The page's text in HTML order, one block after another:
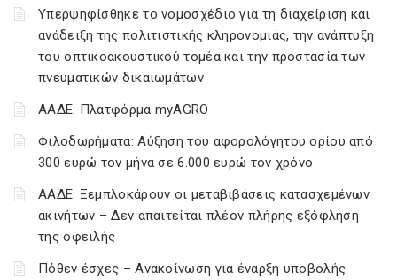
Υπερψηφίσθηκε το νομοσχέδιο για τη διαχείριση και
ανάδειξη της πολιτιστικής κληρονομιάς, την ανάπτυξη
του οπτικοακουστικού τομέα και την προστασία των
πνευματικών δικαιωμάτων
ΑΑΔΕ: Πλατφόρμα myAGRO
Φιλοδωρήματα: Αύξηση του αφορολόγητου ορίου από
300 ευρώ τον μήνα σε 6.000 ευρώ τον χρόνο
ΑΑΔΕ: Ξεμπλοκάρουν οι μεταβιβάσεις κατασχεμένων
ακινήτων – Δεν απαιτείται πλέον πλήρης εξόφληση
της οφειλής
Πόθεν έσχες – Ανακοίνωση για έναρξη υποβολής